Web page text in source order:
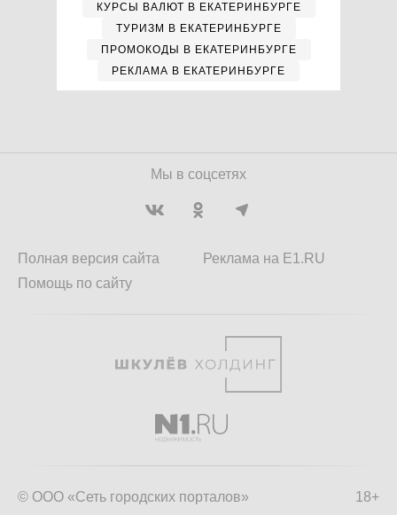
КУРСЫ ВАЛЮТ В ЕКАТЕРИНБУРГЕ
ТУРИЗМ В ЕКАТЕРИНБУРГЕ
ПРОМОКОДЫ В ЕКАТЕРИНБУРГЕ
РЕКЛАМА В ЕКАТЕРИНБУРГЕ
Мы в соцсетях
Полная версия сайта
Помощь по сайту
Реклама на E1.RU
18+
© ООО «Сеть городских порталов»